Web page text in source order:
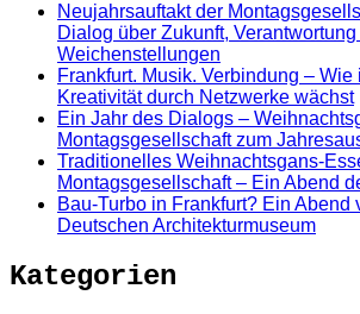
Neujahrsauftakt der
Dialog über Zukunft, Verantwortung
Weichenstellungen
Frankfurt. Musik. Verbindung –
Kreativität durch Netzwerke wächst
Ein Jahr des Dialogs –
Montagsgesellschaft zum
Traditionelles Weihnachtsgans-
Montagsgesellschaft – Ein Abend
Bau-Turbo in Frankfurt? Ein Abend
Deutschen Architekturmuseum
Kategorien